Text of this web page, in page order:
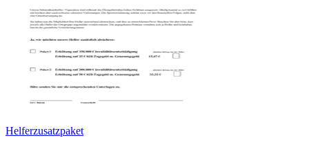
Helferzusatzpaket